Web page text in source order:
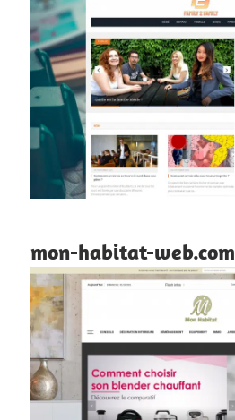
mon-habitat-web.com